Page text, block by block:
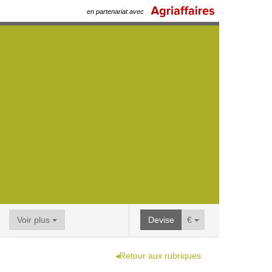
en partenariat avec
Devise €
Voir plus
◂Retour aux rubriques